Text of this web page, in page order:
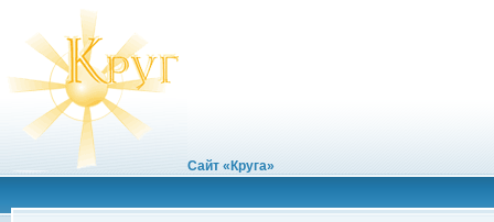
Сайт «Круга»